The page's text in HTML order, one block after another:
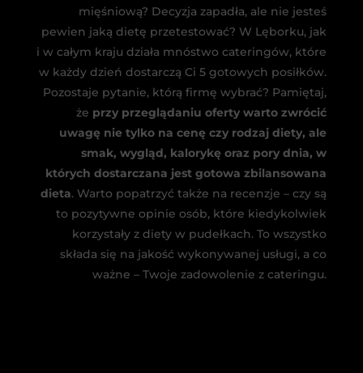
mięśniową? Decyzja zapadła, ale nie jesteś
pewien jaką dietę przetestować? W Lęborku, jak
i w całym kraju działa mnóstwo cateringów, które
w każdy dzień dostarczą Ci 5 gotowych posiłków.
Pozostaje pytanie, którą firmę wybrać? Pamiętaj,
że przy przeglądaniu oferty warto zwrócić
uwagę nie tylko na cenę czy rodzaj diety, ale
smak, wygląd, kalorykę oraz pory dnia, w
których dostarczana jest gotowa zbilansowana
dieta. Warto popatrzyć także na recenzje – czy są
to pozytywne opinie osób, które kiedykolwiek
korzystały z diety w pudełkach. To wszystko
składa się na jakość wykonywanej usługi, a co
ważne – Twoje zadowolenie z cateringu.